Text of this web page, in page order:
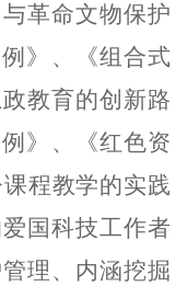
革命文物保护
》、《组合式
教育的创新路
》、《红色资
程教学的实践
国科技工作者
理、内涵挖掘